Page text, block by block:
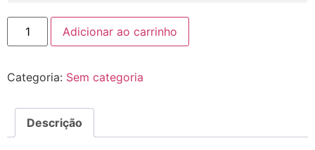
Adicionar ao carrinho
Categoria: Sem categoria
Descrição